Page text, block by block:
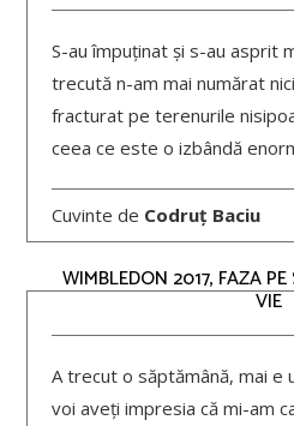
S-au împuținat și s-au asprit
trecută n-am mai numărat
fracturat pe terenurile
ceea ce este o izbândă
Cuvinte de Codruț Baciu
WIMBLEDON 2017, FAZA
VIE
A trecut o săptămână, mai e
voi aveți impresia că mi-am